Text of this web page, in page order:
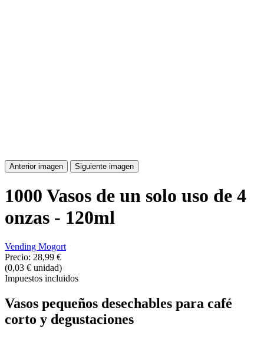
Anterior imagen Siguiente imagen
1000 Vasos de un solo uso de 4
onzas - 120ml
Vending Mogort
Precio: 28,99 €
(0,03 € unidad)
Impuestos incluidos
Vasos pequeños desechables para café
corto y degustaciones